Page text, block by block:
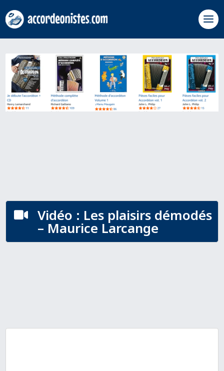
 Vidéo : Les plaisirs démodés
– Maurice Larcange